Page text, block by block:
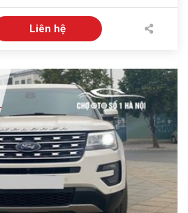
Liên hệ